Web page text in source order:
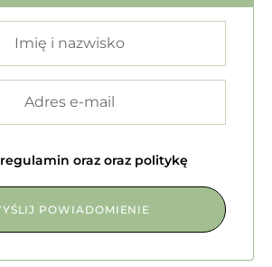
regulamin oraz oraz politykę